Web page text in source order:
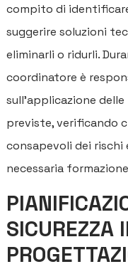
compito di
suggerire soluzioni
eliminarli o ridurli.
coordinatore è
sull'applicazione delle
previste, verificando
consapevoli dei
necessaria
SICUREZZA